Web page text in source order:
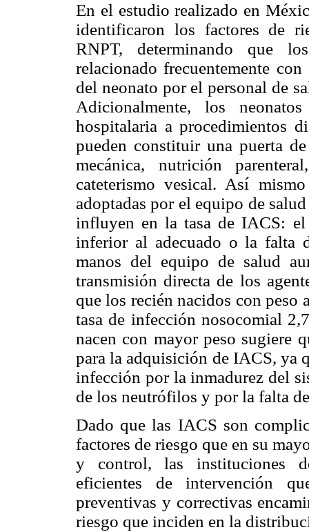
En el estudio realizado en
identificaron los factores de
RNPT, determinando que
relacionado frecuentemente
del neonato por el personal de
Adicionalmente, los
hospitalaria a procedimientos
pueden constituir una puerta
mecánica, nutrición
cateterismo vesical. Así
adoptadas por el equipo de
influyen en la tasa de IACS: el
inferior al adecuado o la falta
manos del equipo de salud
transmisión directa de los
que los recién nacidos con peso
tasa de infección nosocomial
nacen con mayor peso sugiere
para la adquisición de IACS, ya
infección por la inmadurez del
de los neutrófilos y por la falta
Dado que las IACS son
factores de riesgo que en su
y control, las instituciones
eficientes de intervención
preventivas y correctivas
riesgo que inciden en la